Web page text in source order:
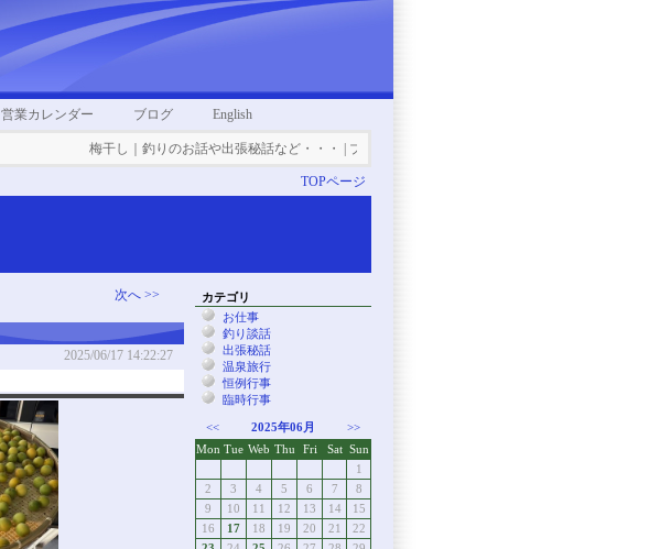
営業カレンダー ブログ English
梅干し｜釣りのお話や出張秘話など・・・ | ブログ | 金型設計・3D-CAD｜株式会社ダイビ
TOPページ
次へ >>
2025/06/17 14:22:27
カテゴリ
お仕事
釣り談話
出張秘話
温泉旅行
恒例行事
臨時行事
<< 2025年06月
>>
Mon Tue Web Thu Fri Sat Sun
1
2
3 4 5 6 7
8
9
10 11 12 13 14
15
16
17 18 19 20 21
22